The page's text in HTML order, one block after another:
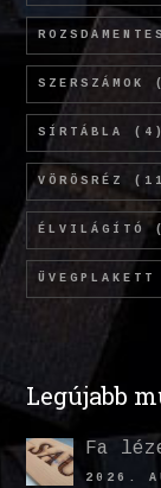
SZERSZÁMOK
SÍRTÁBLA (4)
VÖRÖSRÉZ
ÉLVILÁGÍTÓ
ÜVEGPLAKETT
Legújabb
Fa
2026.